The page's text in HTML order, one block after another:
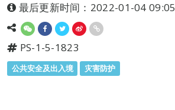
最后更新时间：2022-01-04 09:05
PS-1-5-1823
公共安全及出入境 灾害防护